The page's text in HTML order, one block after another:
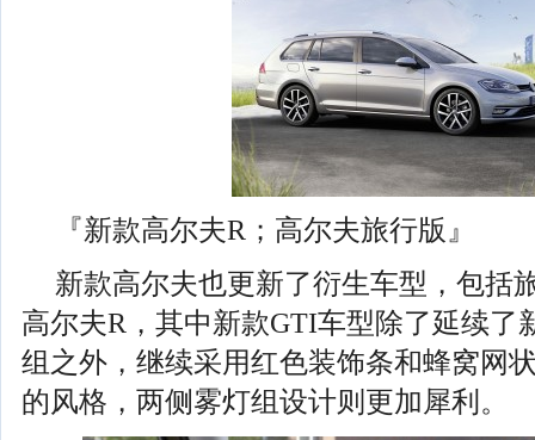
『新款高尔夫R；高尔夫旅行版』
新款高尔夫也更新了衍生车型，包括
高尔夫R，其中新款GTI车型除了延续了
组之外，继续采用红色装饰条和蜂窝网
的风格，两侧雾灯组设计则更加犀利。